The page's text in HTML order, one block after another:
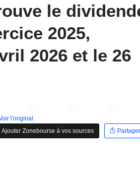
le
2025,
2026 et le 26
l'original
Ajouter Zonebourse à vos sources
Partager